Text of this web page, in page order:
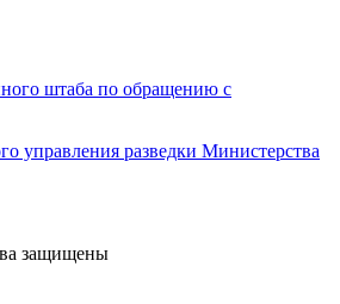
штаба по обращению с
управления разведки Министерства
защищены